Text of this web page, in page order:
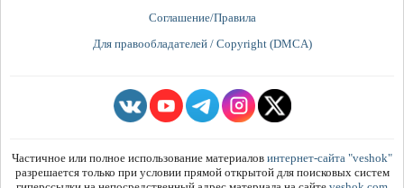
Соглашение/Правила
Для правообладателей / Copyright (DMCA)
Частичное или полное использование материалов интернет-сайта "veshok"
разрешается только при условии прямой открытой для поисковых систем